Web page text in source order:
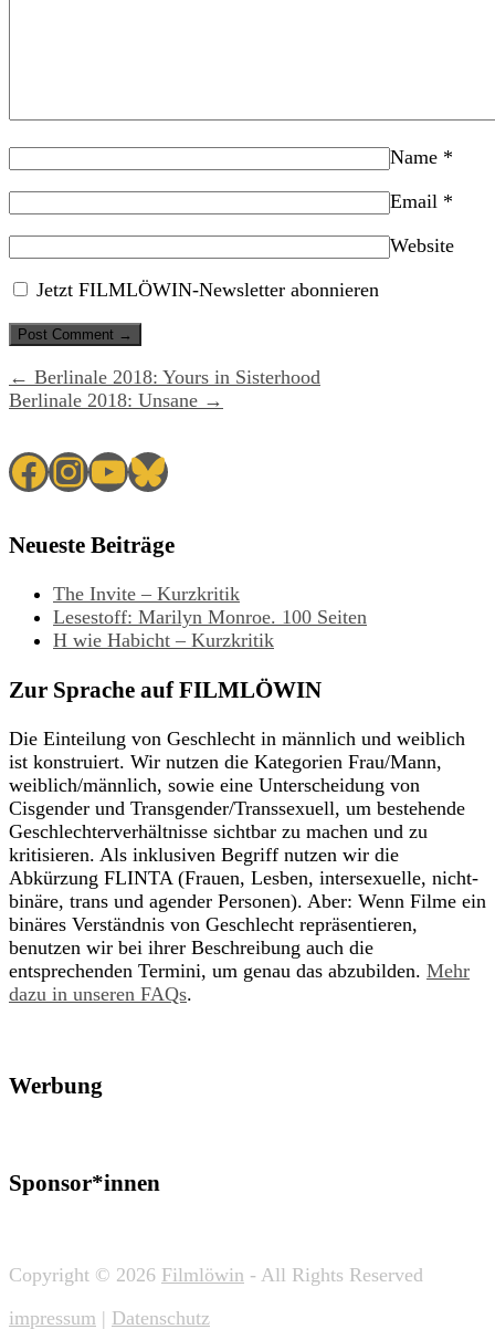
Name *
Email *
Website
Jetzt FILMLÖWIN-Newsletter abonnieren
← Berlinale 2018: Yours in Sisterhood
Berlinale 2018: Unsane →
Facebook
Instagram
YouTube
Bluesky
Neueste Beiträge
The Invite – Kurzkritik
Lesestoff: Marilyn Monroe. 100 Seiten
H wie Habicht – Kurzkritik
Zur Sprache auf FILMLÖWIN
Die Einteilung von Geschlecht in männlich und weiblich
ist konstruiert. Wir nutzen die Kategorien Frau/Mann,
weiblich/männlich, sowie eine Unterscheidung von
Cisgender und Transgender/Transsexuell, um bestehende
Geschlechterverhältnisse sichtbar zu machen und zu
kritisieren. Als inklusiven Begriff nutzen wir die
Abkürzung FLINTA (Frauen, Lesben, intersexuelle, nicht-
binäre, trans und agender Personen). Aber: Wenn Filme ein
binäres Verständnis von Geschlecht repräsentieren,
benutzen wir bei ihrer Beschreibung auch die
entsprechenden Termini, um genau das abzubilden. Mehr
dazu in unseren FAQs.
Werbung
Sponsor*innen
Copyright © 2026 Filmlöwin - All Rights Reserved
impressum | Datenschutz